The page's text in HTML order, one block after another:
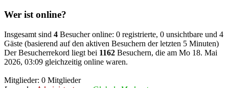
Wer ist online?
Insgesamt sind 4 Besucher online: 0 registrierte, 0 unsichtbare und 4
Gäste (basierend auf den aktiven Besuchern der letzten 5 Minuten)
Der Besucherrekord liegt bei 1162 Besuchern, die am Mo 18. Mai
2026, 03:09 gleichzeitig online waren.
Mitglieder: 0 Mitglieder